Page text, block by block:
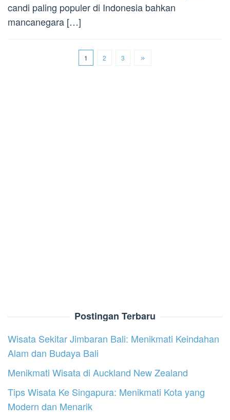
candi paling populer di Indonesia bahkan
mancanegara […]
1 2 3
Postingan Terbaru
Wisata Sekitar Jimbaran Bali: Menikmati Keindahan
Alam dan Budaya Bali
Menikmati Wisata di Auckland New Zealand
Tips Wisata Ke Singapura: Menikmati Kota yang
Modern dan Menarik